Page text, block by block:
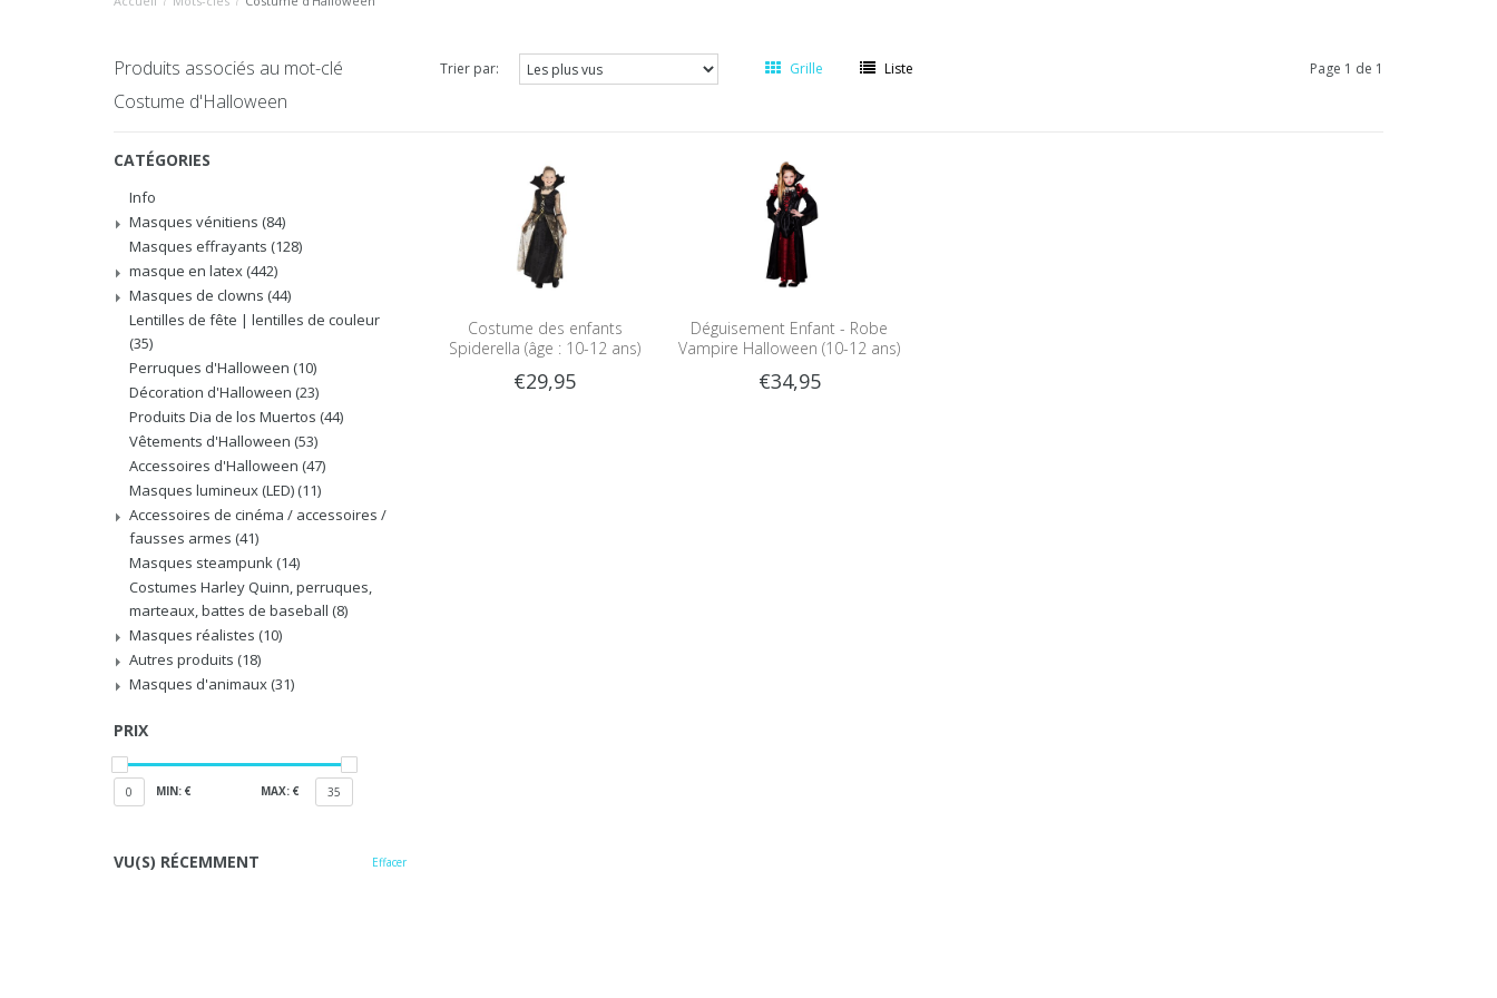
Produits associés au mot-clé
Costume d'Halloween
Trier par: Grille Liste Page 1 de 1
CATÉGORIES
Info
Masques vénitiens (84)
Masques effrayants (128)
masque en latex (442)
Masques de clowns (44)
Lentilles de fête | lentilles de couleur
(35)
Perruques d'Halloween (10)
Décoration d'Halloween (23)
Produits Dia de los Muertos (44)
Vêtements d'Halloween (53)
Accessoires d'Halloween (47)
Masques lumineux (LED) (11)
Accessoires de cinéma / accessoires /
fausses armes (41)
Masques steampunk (14)
Costumes Harley Quinn, perruques,
marteaux, battes de baseball (8)
Masques réalistes (10)
Autres produits (18)
Masques d'animaux (31)
PRIX
0 MIN: € MAX: € 35
VU(S) RÉCEMMENT Effacer
Costume des enfants
Spiderella (âge : 10-12 ans)
€29,95
Déguisement Enfant - Robe
Vampire Halloween (10-12 ans)
€34,95